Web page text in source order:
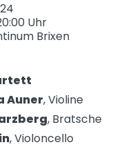
Uhr
Brixen
Auner, Violine
, Bratsche
, Violoncello